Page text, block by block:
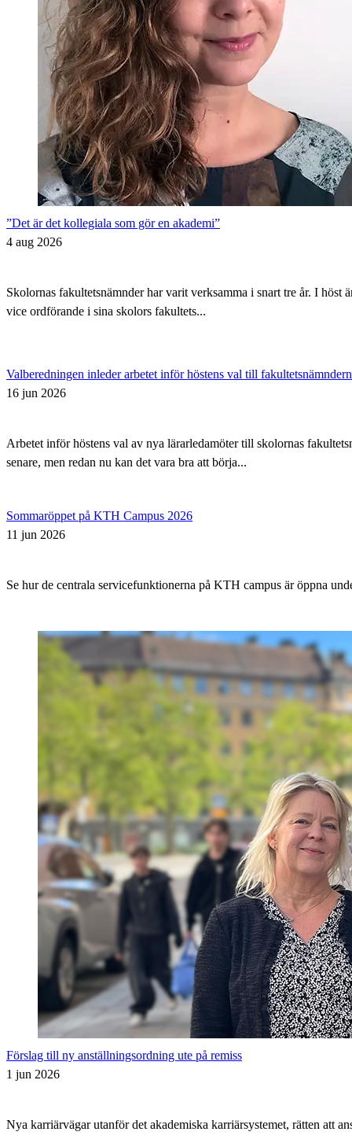
”Det är det kollegiala som gör en akademi”
4 aug 2026
Skolornas fakultetsnämnder har varit verksamma i snart tre år. I
vice ordförande i sina skolors fakultets...
Valberedningen inleder arbetet inför höstens val till
16 jun 2026
Arbetet inför höstens val av nya lärarledamöter till skolornas
senare, men redan nu kan det vara bra att börja...
Sommaröppet på KTH Campus 2026
11 jun 2026
Se hur de centrala servicefunktionerna på KTH campus är öppna
Förslag till ny anställningsordning ute på remiss
1 jun 2026
Nya karriärvägar utanför det akademiska karriärsystemet, rätten att